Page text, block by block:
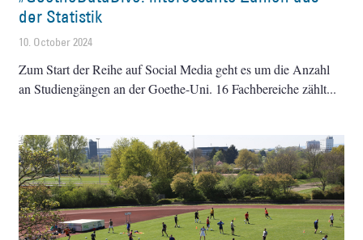
der Statistik
10. October 2024
Zum Start der Reihe auf Social Media geht es um die Anzahl
an Studiengängen an der Goethe-Uni. 16 Fachbereiche zählt